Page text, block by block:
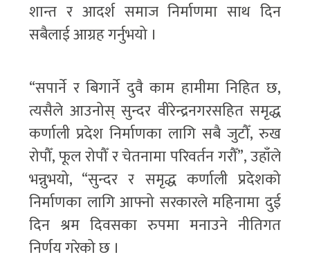
शान्त र आदर्श समाज निर्माणमा साथ दिन
सबैलाई आग्रह गर्नुभयो ।
“सपार्ने र बिगार्ने दुवै काम हामीमा निहित छ,
त्यसैले आउनोस् सुन्दर वीरेन्द्रनगरसहित समृद्ध
कर्णाली प्रदेश निर्माणका लागि सबै जुटौँ, रुख
रोपौँ, फूल रोपौँ र चेतनामा परिवर्तन गरौँ”, उहाँले
भन्नुभयो, “सुन्दर र समृद्ध कर्णाली प्रदेशको
निर्माणका लागि आफ्नो सरकारले महिनामा दुई
दिन श्रम दिवसका रुपमा मनाउने नीतिगत
निर्णय गरेको छ ।